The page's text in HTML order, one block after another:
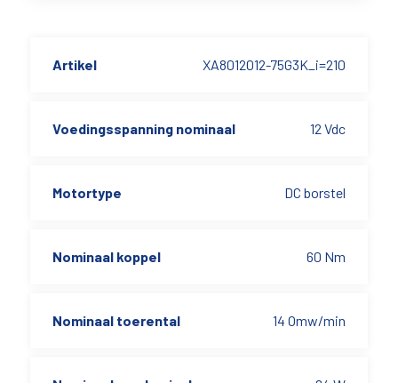
Artikel XA8012012-75G3K_i=210
Voedingsspanning nominaal 12 Vdc
Motortype DC borstel
Nominaal koppel 60 Nm
Nominaal toerental 14 Omw/min